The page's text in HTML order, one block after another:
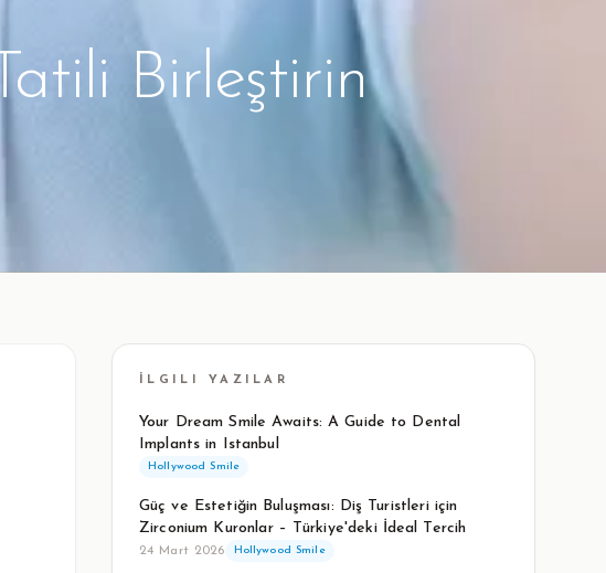
Birleştirin
İLGILI YAZILAR
Your Dream Smile Awaits: A Guide to Dental
Implants in Istanbul
Hollywood Smile
Güç ve Estetiğin Buluşması: Diş Turistleri için
Zirconium Kuronlar – Türkiye'deki İdeal Tercih
24 Mart 2026 Hollywood Smile